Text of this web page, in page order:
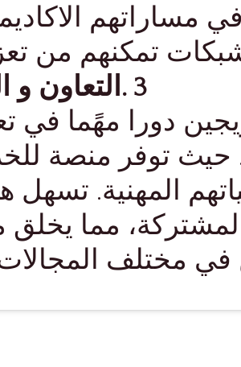
مساراتهم
تمكنهم من
3 .التعاون و التسيق:
دورا مهًما في
حيث توفر منصة
المهنية. تسهل
المشتركة، مما
في مختلف المجالات